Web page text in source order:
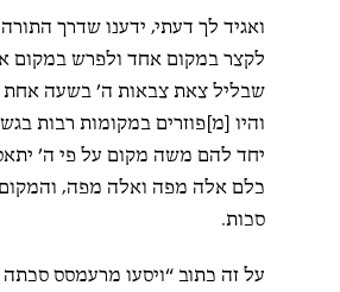
ואגיד לך דעתי, ידענו שדרך
לקצר במקום אחד ולפרש במקום
שבליל צאת צבאות ה’ בשעה
והיו [מ]פוזרים במקומות רבות
יחד להם משה מקום על פי ה’
כלם אלה מפה ואלה מפה,
סכות.
על זה כתוב “ויסעו מרעמסס